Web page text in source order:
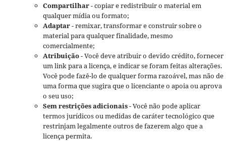
Compartilhar- copiar e redistribuir o material em
qualquer mídia ou formato;
Adaptar- remixar, transformar e construir sobre o
material para qualquer finalidade, mesmo
comercialmente;
Atribuição- Você deve atribuir o devido crédito, fornecer
um link para a licença, e indicar se foram feitas alterações.
Você pode fazê-lo de qualquer forma razoável, mas não de
uma forma que sugira que o licenciante o apoia ou aprova
o seu uso;
Sem restrições adicionais- Você não pode aplicar
termos jurídicos ou medidas de caráter tecnológico que
restrinjam legalmente outros de fazerem algo que a
licença permita.